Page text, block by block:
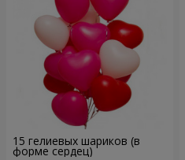
15 гелиевых шариков (в
форме сердец)